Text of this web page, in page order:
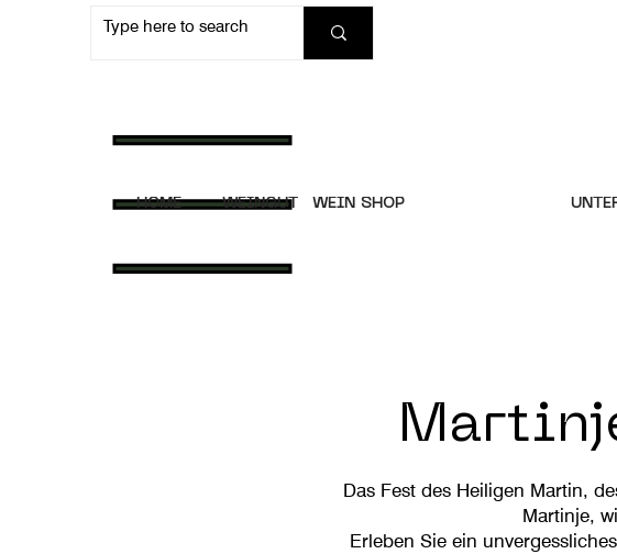
HOME WEINGUT WEIN SHOP
Das Fest des Heiligen Martin,
Martinje,
Erleben Sie ein